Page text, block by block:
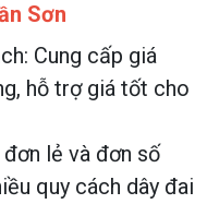
Sơn
Cung cấp giá
hỗ trợ giá tốt cho
lẻ và đơn số
quy cách dây đai